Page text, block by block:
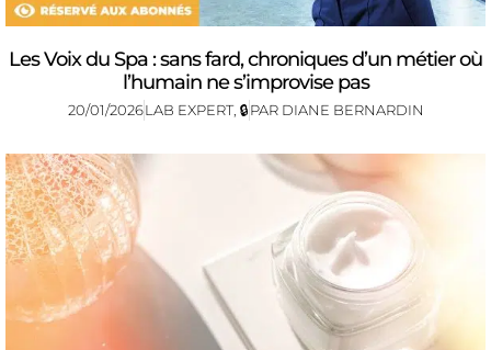
Les Voix du Spa : sans fard, chroniques d’un métier où
l’humain ne s’improvise pas
20/01/2026LAB EXPERT, 🔒PAR DIANE BERNARDIN